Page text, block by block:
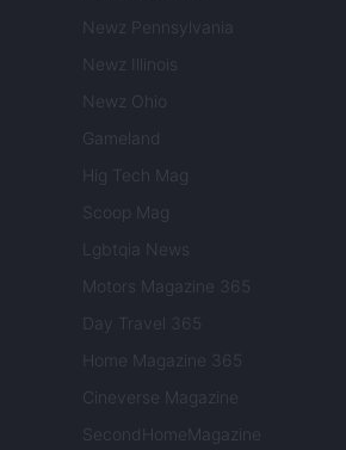
Newz Pennsylvania
Newz Illinois
Newz Ohio
Gameland
Hig Tech Mag
Scoop Mag
Lgbtqia News
Motors Magazine 365
Day Travel 365
Home Magazine 365
Cineverse Magazine
SecondHomeMagazine